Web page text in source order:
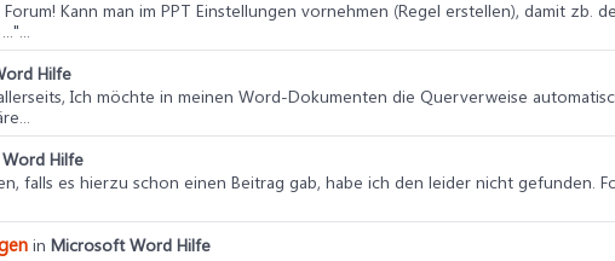
Forum! Kann man im PPT Einstellungen vornehmen (Regel erstellen), damit zb.
Hilfe
Ich möchte in meinen Word-Dokumenten die Querverweise
Hilfe
falls es hierzu schon einen Beitrag gab, habe ich den leider nicht gefunden.
in Microsoft Word Hilfe